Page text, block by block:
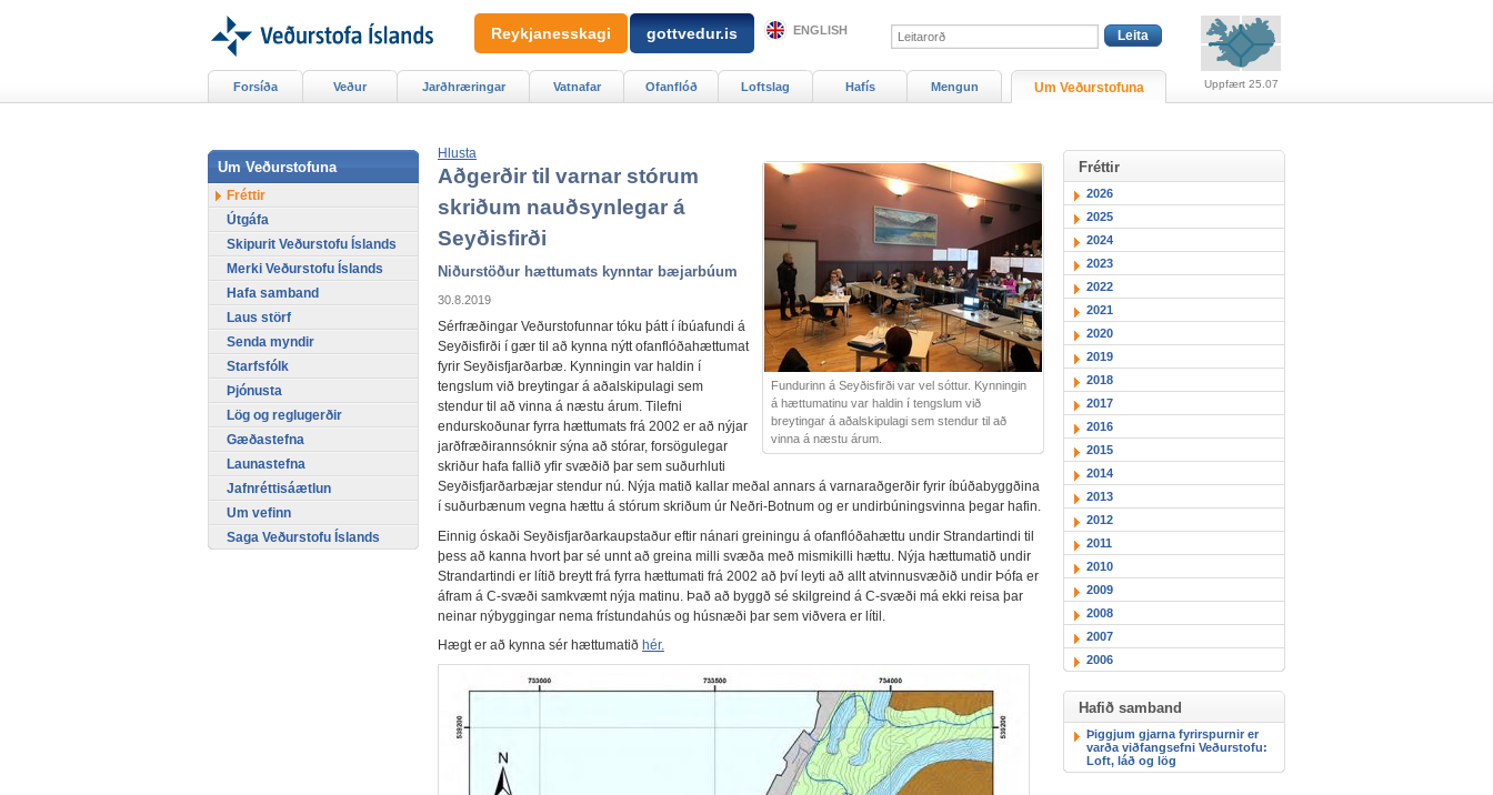
Hlusta
Fundurinn á Seyðisfirði var vel sóttur. Kynningin
á hættumatinu var haldin í tengslum við
breytingar á aðalskipulagi sem stendur til að
vinna á næstu árum.
Aðgerðir til varnar stórum
skriðum nauðsynlegar á
Seyðisfirði
Niðurstöður hættumats kynntar bæjarbúum
30.8.2019
Sérfræðingar Veðurstofunnar tóku þátt í íbúafundi á
Seyðisfirði í gær til að kynna nýtt ofanflóðahættumat
fyrir Seyðisfjarðarbæ. Kynningin var haldin í
tengslum við breytingar á aðalskipulagi sem
stendur til að vinna á næstu árum. Tilefni
endurskoðunar fyrra hættumats frá 2002 er að nýjar
jarðfræðirannsóknir sýna að stórar, forsögulegar
skriður hafa fallið yfir svæðið þar sem suðurhluti
Seyðisfjarðarbæjar stendur nú. Nýja matið kallar meðal annars á varnaraðgerðir fyrir íbúðabyggðina
í suðurbænum vegna hættu á stórum skriðum úr Neðri-Botnum og er undirbúningsvinna þegar hafin.
Einnig óskaði Seyðisfjarðarkaupstaður eftir nánari greiningu á ofanflóðahættu undir Strandartindi til
þess að kanna hvort þar sé unnt að greina milli svæða með mismikilli hættu. Nýja hættumatið undir
Strandartindi er lítið breytt frá fyrra hættumati frá 2002 að því leyti að allt atvinnusvæðið undir Þófa er
áfram á C-svæði samkvæmt nýja matinu. Það að byggð sé skilgreind á C-svæði má ekki reisa þar
neinar nýbyggingar nema frístundahús og húsnæði þar sem viðvera er lítil.
Hægt er að kynna sér hættumatið hér.
Fréttir
2026
2025
2024
2023
2022
2021
2020
2019
2018
2017
2016
2015
2014
2013
2012
2011
2010
2009
2008
2007
2006
Hafið samband
Þiggjum gjarna fyrirspurnir er
varða viðfangsefni Veðurstofu:
Loft, láð og lög
Forsíða Veður Jarðhræringar Vatnafar Ofanflóð Loftslag Hafís Mengun Um Veðurstofuna
Um Veðurstofuna
Fréttir
Útgáfa
Skipurit Veðurstofu Íslands
Merki Veðurstofu Íslands
Hafa samband
Laus störf
Senda myndir
Starfsfólk
Þjónusta
Lög og reglugerðir
Gæðastefna
Launastefna
Jafnréttisáætlun
Um vefinn
Saga Veðurstofu Íslands
Uppfært 25.07
Reykjanesskagi gottvedur.is ENGLISH